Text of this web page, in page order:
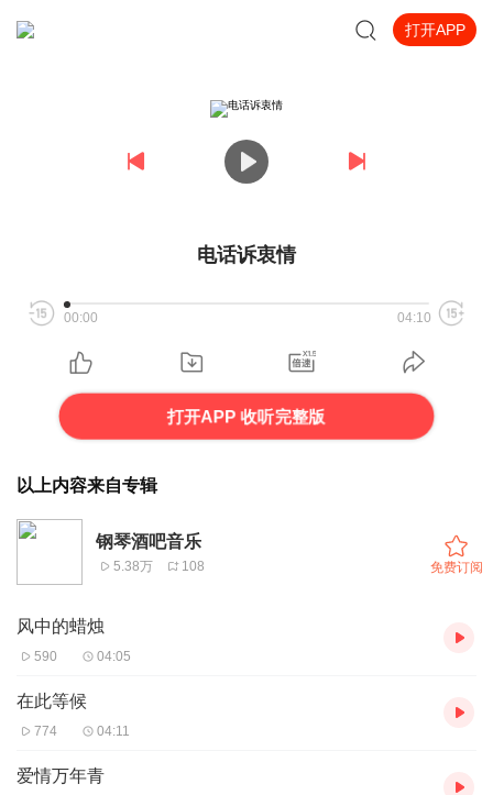
打开APP
电话诉衷情
00:00 04:10
打开APP 收听完整版
以上内容来自专辑
钢琴酒吧音乐
5.38万 108 免费订阅
风中的蜡烛
590 04:05
在此等候
774 04:11
爱情万年青